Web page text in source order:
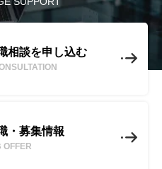
相談を申し込む
・募集情報
OFFER